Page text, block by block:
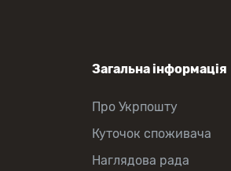
Загальна інформація
Про Укрпошту
Куточок споживача
Наглядова рада